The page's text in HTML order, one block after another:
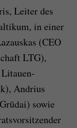
Leiter des
in einer
(CEO
LTG),
Andrius
sowie